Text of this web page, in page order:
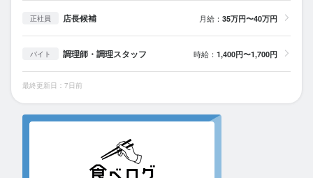
正社員 店長候補 月給： 35万円〜40万円
バイト 調理師・調理スタッフ 時給： 1,400円〜1,700円
最終更新日：7日前